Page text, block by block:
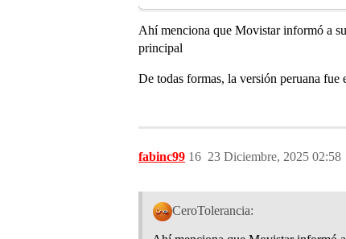
Ahí menciona que Movistar informó a
principal
De todas formas, la versión peruana
fabinc99 23 Diciembre, 2025 02:58
16
CeroTolerancia: